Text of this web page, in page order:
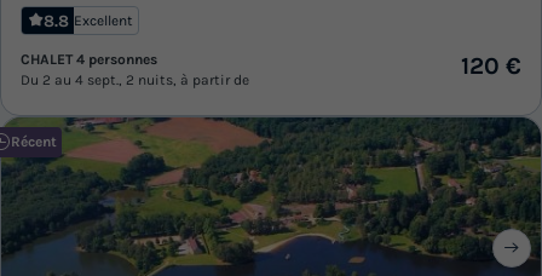
8.8 Excellent
CHALET 4 personnes
Du 2 au 4 sept., 2 nuits, à partir de
120 €
Récent